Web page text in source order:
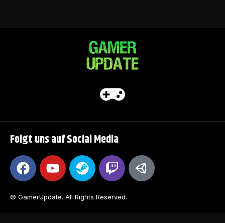
Folgt uns auf Social Media
© GamerUpdate. All Rights Reserved.